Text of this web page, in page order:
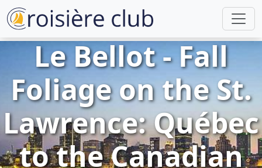
Le Bellot - Fall
Foliage on the St.
Lawrence: Québec
to the Canadian